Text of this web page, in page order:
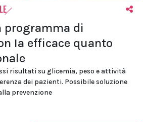
programma di
Ia efficace quanto
risultati su glicemia, peso e attività
dei pazienti. Possibile soluzione
prevenzione